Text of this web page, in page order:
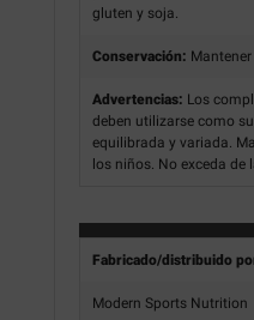
gluten y soja.
Conservación:
Advertencias: Los
deben utilizarse como
equilibrada y variada.
los niños. No exceda de
Fabricado/distribuido
Modern Sports Nutrition